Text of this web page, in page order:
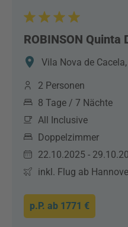
ROBINSON Quinta
Vila Nova de
2 Personen
8 Tage / 7 Nächte
All Inclusive
Doppelzimmer
22.10.2025 -
inkl. Flug ab
p.P. ab 1771 €